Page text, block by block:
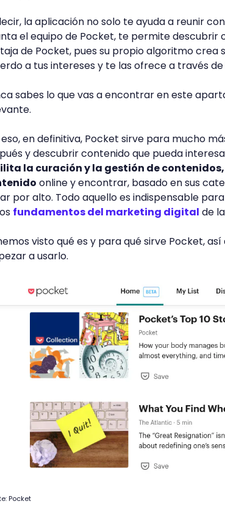
la aplicación no solo te ayuda a reunir
el equipo de Pocket, te permite descubrir
de Pocket, pues su propio algoritmo crea
a tus intereses y te las ofrece a través
sabes lo que vas a encontrar en este
eso, en definitiva, Pocket sirve para mucho
y descubrir contenido que pueda
la curación y la gestión de
online y encontrar, basado en sus
por alto. Todo aquello es indispensable
fundamentos del marketing digital de
visto qué es y para qué sirve Pocket,
a usarlo.
Pocket